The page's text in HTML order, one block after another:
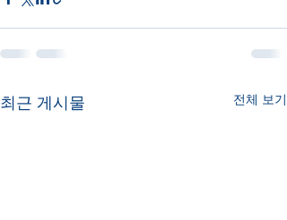
최근 게시물 전체 보기